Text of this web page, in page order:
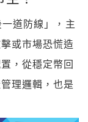
道防線」，主
或市場恐慌造
，從穩定幣回
理邏輯，也是